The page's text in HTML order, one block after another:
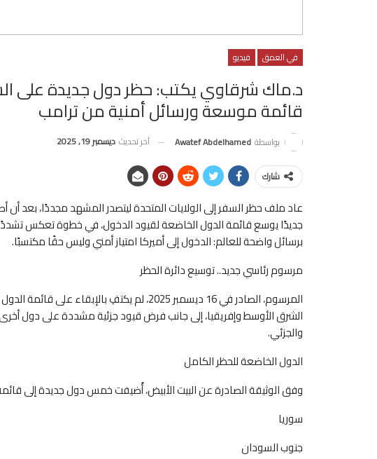
في العمق فيديو
د.ماك شرقاوي يكتب: حظر دول جديدة على
قائمة موسعة ورسائل أمنية من ترامب
بواسطة Awatef Abdelhamed آخر تحديث ديسمبر 19, 2025
شارك
عاد ملف حظر السفر إلى الولايات المتحدة ليتصدر المشهد مجددًا، بعد أن
جديدًا يوسع قائمة الدول الخاضعة لقيود الدخول، في خطوة تعكس
برسائل واضحة للعالم: الدخول إلى أميركا امتياز أمني وليس حقًا مكتسبًا.
مرسوم رئاسي جديد.. توسيع دائرة الحظر
المرسوم، الصادر في 16 ديسمبر 2025، لم يكتفِ
الشرق الأوسط وإفريقيا، إلى جانب فرض قيود جزئية مشددة على دول
والجزئي.
الدول الخاضعة للحظر الكامل
وفق الوثيقة الصادرة عن البيت الأبيض، أُضيفت خمس دول جديدة إلى
سوريا
جنوب السودان